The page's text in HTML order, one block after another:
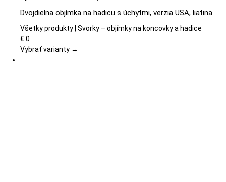
má
viacero
Možnosti
Dvojdielna objímka na hadicu s úchytmi, verzia USA, liatina
Všetky produkty | Svorky – objímky na koncovky a hadice
€ 0
Vybrať varianty →